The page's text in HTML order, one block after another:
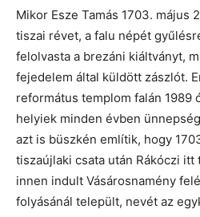
Mikor Esze Tamás 1703. május
tiszai révet, a falu népét
felolvasta a brezáni kiáltványt,
fejedelem által küldött zászlót.
református templom falán 1989
helyiek minden évben
azt is büszkén említik, hogy
tiszaújlaki csata után Rákóczi itt
innen indult Vásárosnamény
folyásánál települt, nevét az